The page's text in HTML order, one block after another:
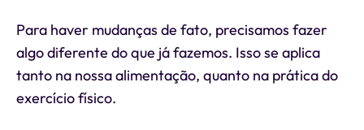
Para haver mudanças de fato, precisamos fazer
algo diferente do que já fazemos. Isso se aplica
tanto na nossa alimentação, quanto na prática do
exercício físico.